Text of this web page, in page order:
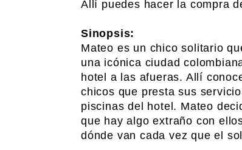
Allí puedes hacer la compra
Sinopsis:
Mateo es un chico solitario
una icónica ciudad
hotel a las afueras. Allí
chicos que presta sus
piscinas del hotel. Mateo
que hay algo extraño con
dónde van cada vez que el